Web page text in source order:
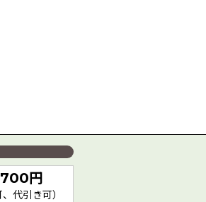
円
代引き可）